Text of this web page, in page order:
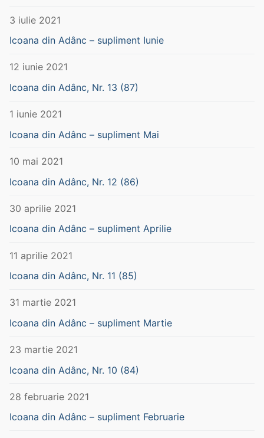
3 iulie 2021
Icoana din Adânc – supliment Iunie
12 iunie 2021
Icoana din Adânc, Nr. 13 (87)
1 iunie 2021
Icoana din Adânc – supliment Mai
10 mai 2021
Icoana din Adânc, Nr. 12 (86)
30 aprilie 2021
Icoana din Adânc – supliment Aprilie
11 aprilie 2021
Icoana din Adânc, Nr. 11 (85)
31 martie 2021
Icoana din Adânc – supliment Martie
23 martie 2021
Icoana din Adânc, Nr. 10 (84)
28 februarie 2021
Icoana din Adânc – supliment Februarie